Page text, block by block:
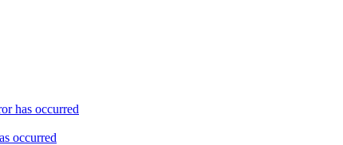
has occurred
occurred